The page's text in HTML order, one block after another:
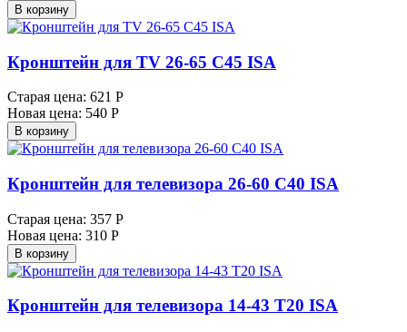
В корзину
Кронштейн для TV 26-65 C45 ISA
Старая цена: 621 Р
Новая цена: 540 Р
В корзину
Кронштейн для телевизора 26-60 C40 ISA
Старая цена: 357 Р
Новая цена: 310 Р
В корзину
Кронштейн для телевизора 14-43 T20 ISA